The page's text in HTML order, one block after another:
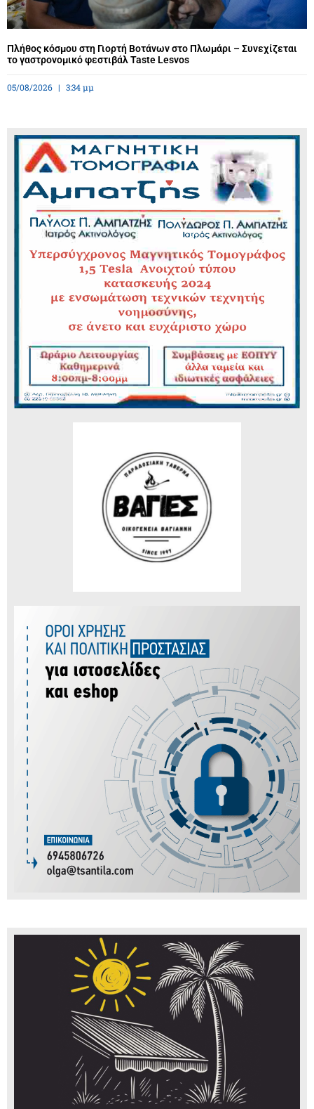
Πλήθος κόσμου στη Γιορτή Βοτάνων στο Πλωμάρι – Συνεχίζεται
το γαστρονομικό φεστιβάλ Taste Lesvos
05/08/2026 3:34 μμ